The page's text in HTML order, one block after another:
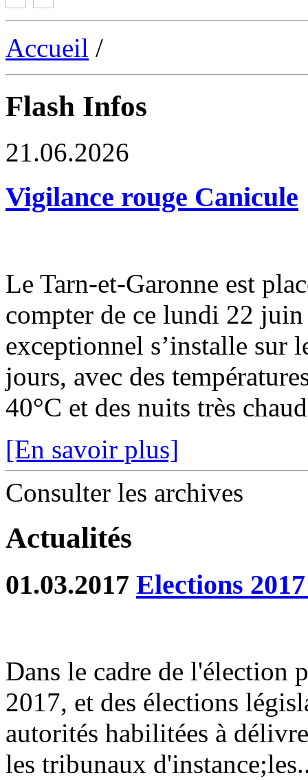
Accueil /
Flash Infos
21.06.2026
Vigilance rouge Canicule
Le Tarn-et-Garonne est
compter de ce lundi 22
exceptionnel s’installe sur
jours, avec des
40°C et des nuits très
[En savoir plus]
Consulter les archives
Actualités
01.03.2017 Elections
Dans le cadre de l'élection
2017, et des élections
autorités habilitées à
les tribunaux